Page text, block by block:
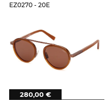
EZ0270 - 20E
280,00 €